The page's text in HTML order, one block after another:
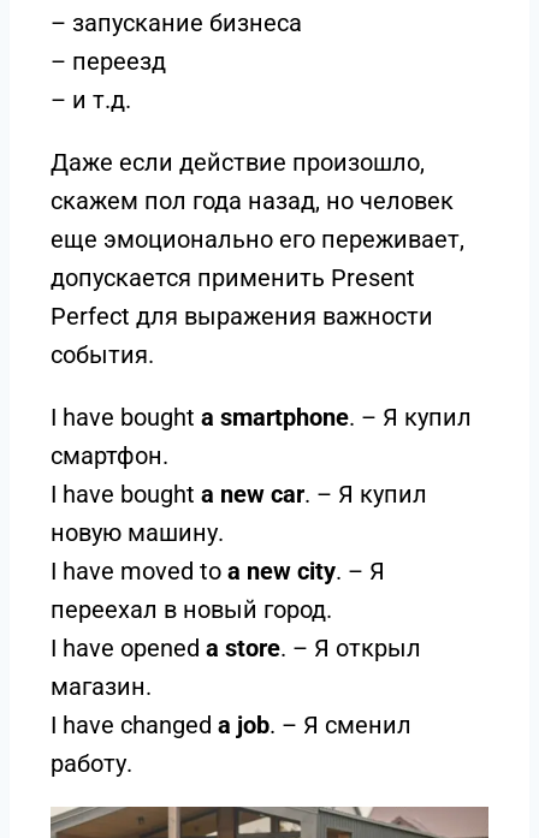
– запускание бизнеса
– переезд
– и т.д.
Даже если действие произошло,
скажем пол года назад, но человек
еще эмоционально его переживает,
допускается применить Present
Perfect для выражения важности
события.
I have bought a smartphone. – Я купил
смартфон.
I have bought a new car. – Я купил
новую машину.
I have moved to a new city. – Я
переехал в новый город.
I have opened a store. – Я открыл
магазин.
I have changed a job. – Я сменил
работу.